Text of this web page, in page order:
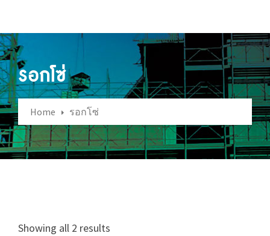
รอกโซ่
Home รอกโซ่
Showing all 2 results